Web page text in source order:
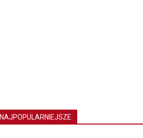
NAJPOPULARNIEJSZE